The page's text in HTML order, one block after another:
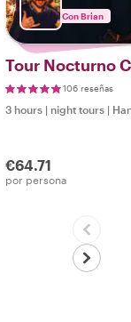
Con Brian
Tour Nocturno
106 reseñas
3 hours | night tours |
€64.71
por persona